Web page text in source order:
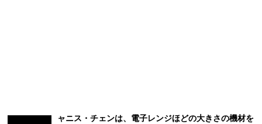
ャニス・チェンは、電子レンジほどの大きさの機材を